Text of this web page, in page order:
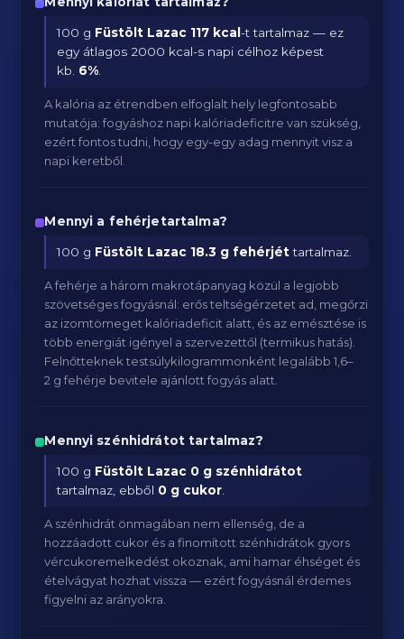
100 g Füstölt Lazac 117 kcal-t tartalmaz — ez
egy átlagos 2000 kcal-s napi célhoz képest
kb. 6%
A kalória az étrendben elfoglalt hely legfontosabb
mutatója: fogyáshoz napi kalóriadeficitre van szükség,
ezért fontos tudni, hogy egy-egy adag mennyit visz a
napi keretből.
Mennyi a fehérjetartalma?
100 g Füstölt Lazac 18.3 g fehérjéttartalmaz.
A fehérje a három makrotápanyag közül a legjobb
szövetséges fogyásnál: erős teltségérzetet ad, megőrzi
az izomtömeget kalóriadeficit alatt, és az emésztése is
több energiát igényel a szervezettől (termikus hatás).
Felnőtteknek testsúlykilogrammonként legalább 1,6–
2 g fehérje bevitele ajánlott fogyás alatt.
Mennyi szénhidrátot tartalmaz?
100 g Füstölt Lazac 0 g szénhidrátot
tartalmaz, ebből 0 g cukor
A szénhidrát önmagában nem ellenség, de a
hozzáadott cukor és a finomított szénhidrátok gyors
vércukoremelkedést okoznak, ami hamar éhséget és
ételvágyat hozhat vissza — ezért fogyásnál érdemes
figyelni az arányokra.